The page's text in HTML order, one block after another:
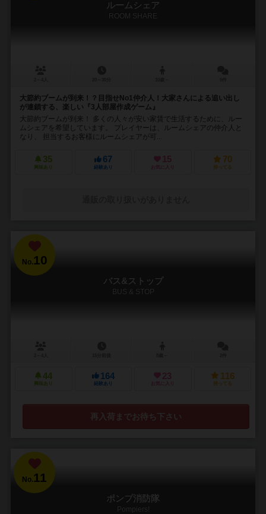
ルームシェア
ROOM SHARE
大節約ブームが到来！？目指せNo1仲介人！大家さんによる追い出し
が連鎖する、楽しい『3人部屋作成ゲーム』
大節約ブームが到来！ 多くの人々が安い家賃で生活するために、ルー
ムシェアを希望しています。 プレイヤーは、ルームシェアの仲介人と
なり、 担当するお客様にルームシェアが可...
35
興味あり
67
経験あり
15
お気に入り
70
持ってる
No. 10
バス&ストップ
BUS & STOP
44
興味あり
164
経験あり
23
お気に入り
116
持ってる
再入荷までお待ち下さい
No.11
ポンプ消防隊
Pompiers!